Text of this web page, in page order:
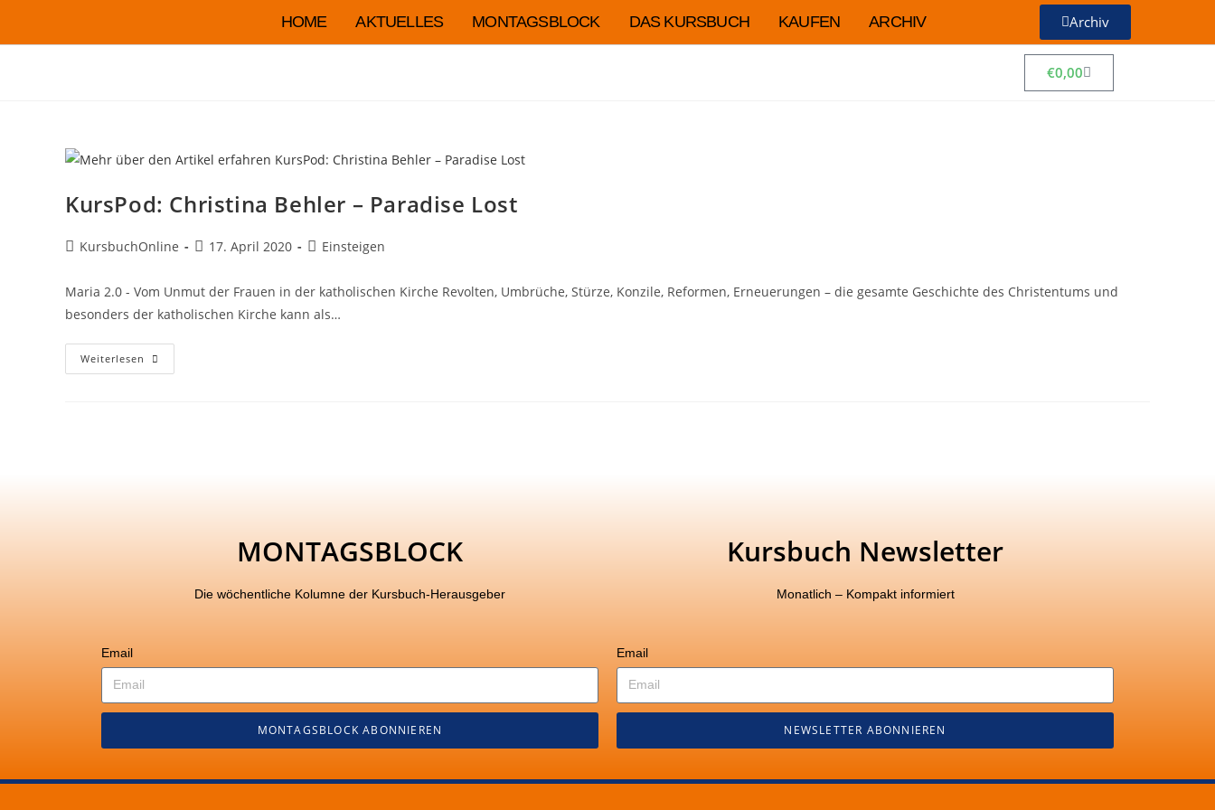
HOME AKTUELLES MONTAGSBLOCK DAS KURSBUCH KAUFEN ARCHIV Archiv
€0,00
KursPod: Christina Behler – Paradise Lost
KursbuchOnline 17. April 2020 Einsteigen
Maria 2.0 - Vom Unmut der Frauen in der katholischen Kirche Revolten, Umbrüche, Stürze, Konzile, Reformen, Erneuerungen – die gesamte Geschichte des Christentums und
besonders der katholischen Kirche kann als…
Weiterlesen
MONTAGSBLOCK
Die wöchentliche Kolumne der Kursbuch-Herausgeber
Email
MONTAGSBLOCK ABONNIEREN
Kursbuch Newsletter
Monatlich – Kompakt informiert
Email
NEWSLETTER ABONNIEREN